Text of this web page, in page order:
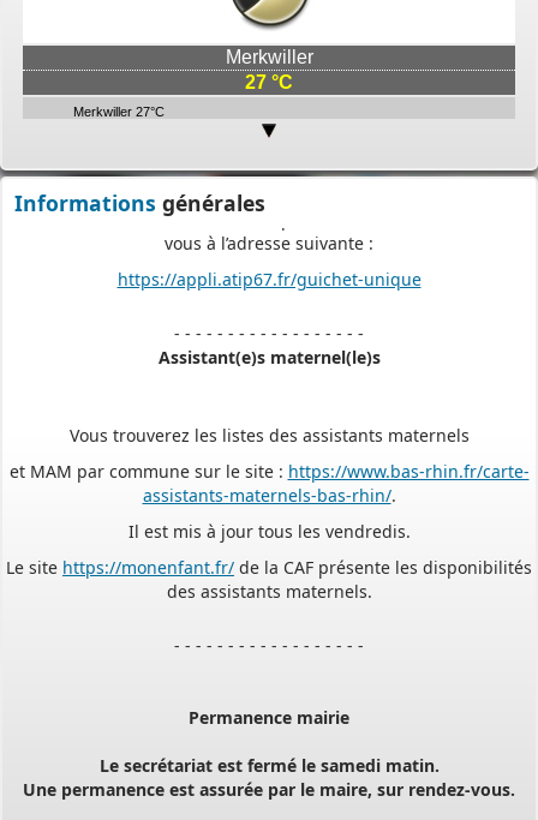
Merkwiller
27 °C
Merkwiller 27°C
Informations générales
PERMIS DE CONSTRUIRE- DECLARATION PREALABLE
dorénavant en ligne
voie électronique (SVE)pour déposer votre
d’autorisation d’urbanisme
réception
et de prise en compte de votre dossier qu’un dépôt par papier.
Nous vous proposons un téléservice, destiné aux particuliers
comme aux professionnels,
poursaisir et déposer toutes les pièces de votre dossier
directement en ligne,
démarche simplifiée.
exemplaires, d’envoyer des plis en recommandé avec accusé de
ou de vous déplacer aux horaires d’ouverture de votre mairie : en
déposant en ligne, vous réaliserez des économies de papier,